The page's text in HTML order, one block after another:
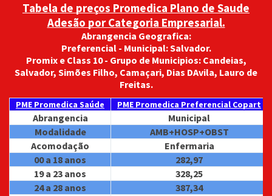
Tabela de preços Promedica Plano de Saude
Adesão por Categoria Empresarial.
Abrangencia Geografica:
Preferencial - Municipal: Salvador.
Promix e Class 10 - Grupo de Municipios: Candeias,
Salvador, Simões Filho, Camaçari, Dias DAvila, Lauro de
Freitas.
PME Promedica Saúde PME Promedica Preferencial Copart
Abrangencia
Municipal
Modalidade
AMB+HOSP+OBST
Acomodação
Enfermaria
00 a 18 anos
282,97
19 a 23 anos
328,25
24 a 28 anos
387,34